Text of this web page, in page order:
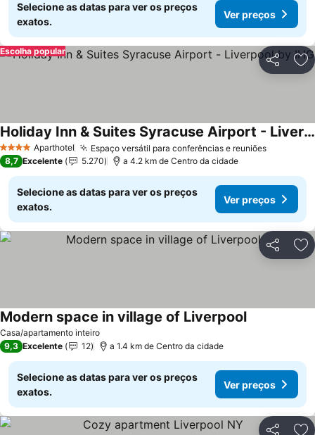
Selecione as datas para ver os preços
exatos.
Ver preços
Partilhar
Escolha popular
4 EstrelasAparthotel Espaço versátil para conferências e reuniões
Holiday Inn & Suites Syracuse Airport - Liverpool by IHG
8,7 Excelente 5.270 a 4.2 km de Centro da cidade
Selecione as datas para ver os preços
exatos.
Ver preços
Partilhar
Casa/apartamento inteiro
Modern space in village of Liverpool
9,3 Excelente 12 a 1.4 km de Centro da cidade
Selecione as datas para ver os preços
exatos.
Ver preços